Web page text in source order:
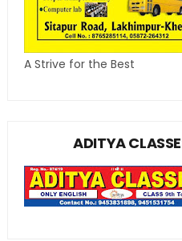
A Strive for the Best
ADITYA